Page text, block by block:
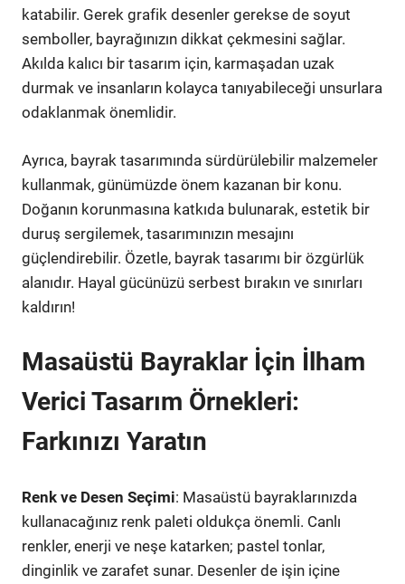
katabilir. Gerek grafik desenler gerekse de soyut
semboller, bayrağınızın dikkat çekmesini sağlar.
Akılda kalıcı bir tasarım için, karmaşadan uzak
durmak ve insanların kolayca tanıyabileceği unsurlara
odaklanmak önemlidir.
Ayrıca, bayrak tasarımında sürdürülebilir malzemeler
kullanmak, günümüzde önem kazanan bir konu.
Doğanın korunmasına katkıda bulunarak, estetik bir
duruş sergilemek, tasarımınızın mesajını
güçlendirebilir. Özetle, bayrak tasarımı bir özgürlük
alanıdır. Hayal gücünüzü serbest bırakın ve sınırları
kaldırın!
Masaüstü Bayraklar İçin İlham
Verici Tasarım Örnekleri:
Farkınızı Yaratın
Renk ve Desen Seçimi: Masaüstü bayraklarınızda
kullanacağınız renk paleti oldukça önemli. Canlı
renkler, enerji ve neşe katarken; pastel tonlar,
dinginlik ve zarafet sunar. Desenler de işin içine